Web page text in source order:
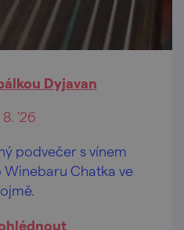
Dyjavan
8. '26
podvečer s vínem
Chatka ve